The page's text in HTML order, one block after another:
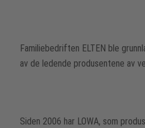
Familiebedriften ELTEN ble
av de ledende produsentene av
Siden 2006 har LOWA, som